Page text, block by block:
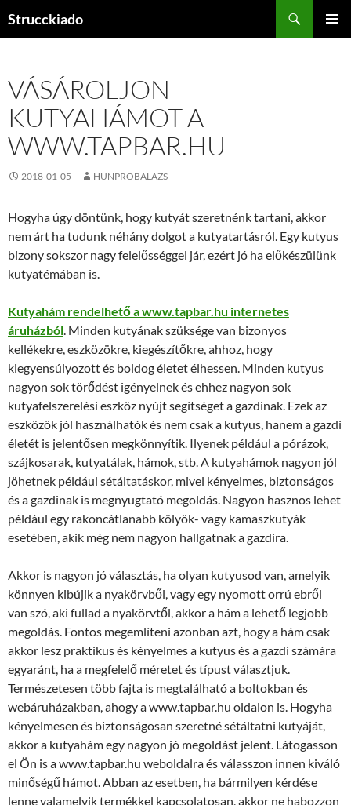
Strucckiado
VÁSÁROLJON
KUTYAHÁMOT A
WWW.TAPBAR.HU
2018-01-05 HUNPROBALAZS
Hogyha úgy döntünk, hogy kutyát szeretnénk tartani, akkor
nem árt ha tudunk néhány dolgot a kutyatartásról. Egy kutyus
bizony sokszor nagy felelősséggel jár, ezért jó ha előkészülünk
kutyatémában is.
Kutyahám rendelhető a www.tapbar.hu internetes
áruházból. Minden kutyának szüksége van bizonyos
kellékekre, eszközökre, kiegészítőkre, ahhoz, hogy
kiegyensúlyozott és boldog életet élhessen. Minden kutyus
nagyon sok törődést igényelnek és ehhez nagyon sok
kutyafelszerelési eszköz nyújt segítséget a gazdinak. Ezek az
eszközök jól használhatók és nem csak a kutyus, hanem a gazdi
életét is jelentősen megkönnyítik. Ilyenek például a pórázok,
szájkosarak, kutyatálak, hámok, stb. A kutyahámok nagyon jól
jöhetnek például sétáltatáskor, mivel kényelmes, biztonságos
és a gazdinak is megnyugtató megoldás. Nagyon hasznos lehet
például egy rakoncátlanabb kölyök- vagy kamaszkutyák
esetében, akik még nem nagyon hallgatnak a gazdira.
Akkor is nagyon jó választás, ha olyan kutyusod van, amelyik
könnyen kibújik a nyakörvből, vagy egy nyomott orrú ebről
van szó, aki fullad a nyakörvtől, akkor a hám a lehető legjobb
megoldás. Fontos megemlíteni azonban azt, hogy a hám csak
akkor lesz praktikus és kényelmes a kutyus és a gazdi számára
egyaránt, ha a megfelelő méretet és típust választjuk.
Természetesen több fajta is megtalálható a boltokban és
webáruházakban, ahogy a www.tapbar.hu oldalon is. Hogyha
kényelmesen és biztonságosan szeretné sétáltatni kutyáját,
akkor a kutyahám egy nagyon jó megoldást jelent. Látogasson
el Ön is a www.tapbar.hu weboldalra és válasszon innen kiváló
minőségű hámot. Abban az esetben, ha bármilyen kérdése
lenne valamelyik termékkel kapcsolatosan, akkor ne habozzon